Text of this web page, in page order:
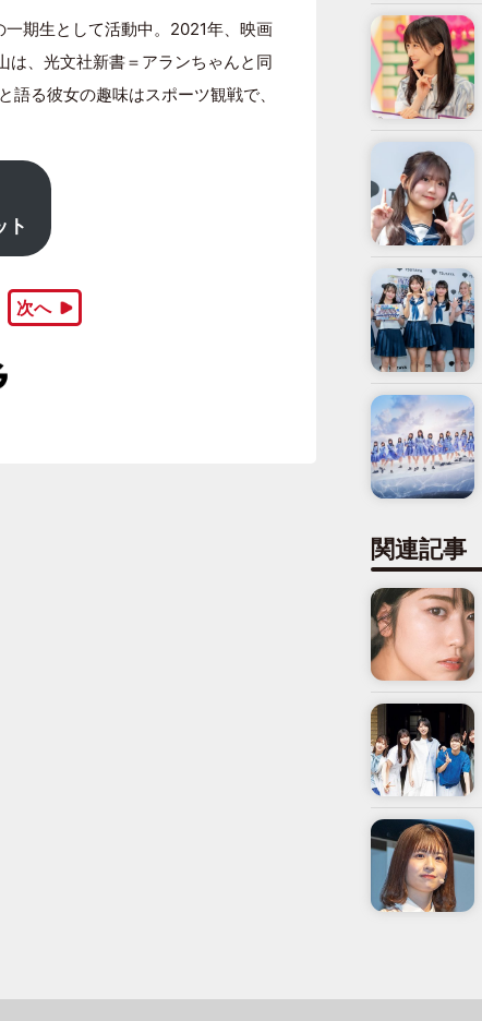
期生として活動中。2021年、映画
は、光文社新書＝アランちゃんと同
る彼女の趣味はスポーツ観戦で、
ト
次へ
関連記事